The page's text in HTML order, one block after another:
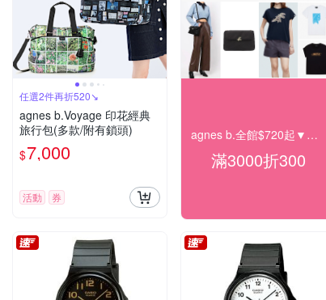
任選2件再折520↘
agnes b.Voyage 印花經典
旅行包(多款/附有鎖頭)
$7,000
活動 券
agnes b.全館$720起▼滿額再折300
滿3000折300